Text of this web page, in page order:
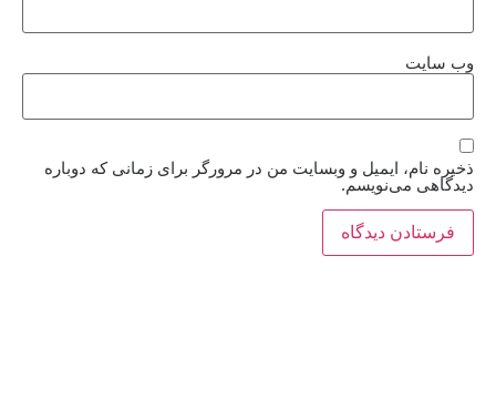
وب‌ سایت
ذخیره نام، ایمیل و وبسایت من در مرورگر برای زمانی که دوباره
دیدگاهی می‌نویسم.